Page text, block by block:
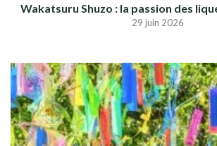
Wakatsuru Shuzo : la passion des
29 juin 2026